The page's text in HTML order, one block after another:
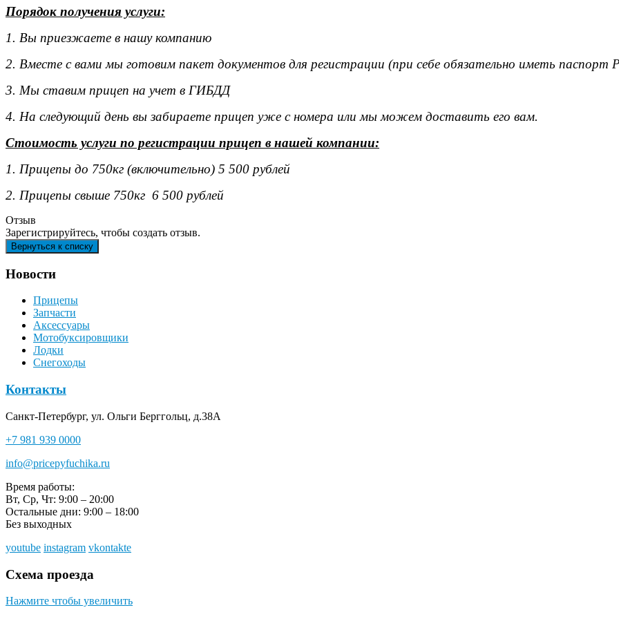
Порядок получения услуги:
1. Вы приезжаете в нашу компанию
2. Вместе с вами мы готовим пакет документов для регистрации (при себе обязательно иметь паспорт
3. Мы ставим прицеп на учет в ГИБДД
4. На следующий день вы забираете прицеп уже с номера или мы можем доставить его вам.
Стоимость услуги по регистрации прицеп в нашей компании:
1. Прицепы до 750кг (включительно) 5 500 рублей
2. Прицепы свыше 750кг 6 500 рублей
Отзыв
Зарегистрируйтесь, чтобы создать отзыв.
Новости
Прицепы
Запчасти
Аксессуары
Мотобуксировщики
Лодки
Снегоходы
Контакты
Санкт-Петербург, ул. Ольги Берггольц, д.38А
+7 981 939 0000
info@pricepyfuchika.ru
Время работы:
Вт, Ср, Чт: 9:00 – 20:00
Остальные дни: 9:00 – 18:00
Без выходных
youtube instagram vkontakte
Схема проезда
Нажмите чтобы увеличить